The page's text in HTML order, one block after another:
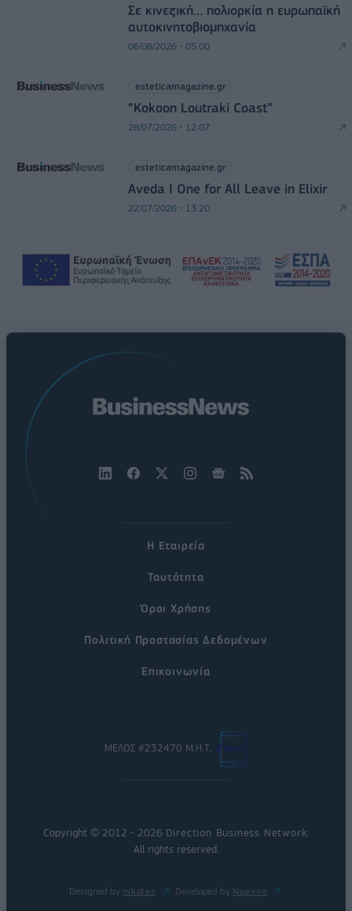
Σε κινεζική… πολιορκία η ευρωπαϊκή
αυτοκινητοβιομηχανία
06/08/2026 - 05:00
esteticamagazine.gr
“Kokoon Loutraki Coast”
28/07/2026 - 12:07
esteticamagazine.gr
Aveda I One for All Leave in Elixir
22/07/2026 - 13:20
Η Εταιρεία
Ταυτότητα
Όροι Χρήσης
Πολιτική Προστασίας Δεδομένων
Επικοινωνία
ΜΕΛΟΣ #232470 Μ.Η.Τ.
Copyright © 2012 - 2026 Direction Business Network
All rights reserved.
Designed by nikolas Developed by Nuevvo